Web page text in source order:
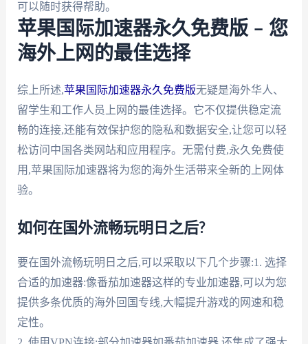
可以随时获得帮助。
苹果国际加速器永久免费版 – 您
海外上网的最佳选择
综上所述,苹果国际加速器永久免费版无疑是海外华人、
留学生和工作人员上网的最佳选择。它不仅提供稳定流
畅的连接,还能有效保护您的隐私和数据安全,让您可以轻
松访问中国各类网站和应用程序。无需付费,永久免费使
用,苹果国际加速器将为您的海外生活带来全新的上网体
验。
如何在国外流畅玩明日之后?
要在国外流畅玩明日之后,可以采取以下几个步骤:1. 选择
合适的加速器:像番茄加速器这样的专业加速器,可以为您
提供多条优质的海外回国专线,大幅提升游戏的网速和稳
定性。